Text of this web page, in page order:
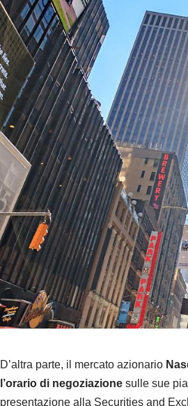
D’altra parte, il mercato azionario
l’orario di negoziazione sulle sue
presentazione alla Securities and